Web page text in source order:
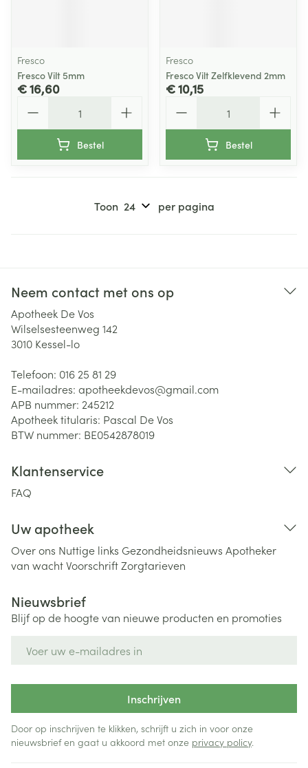
Fresco
Fresco Vilt 5mm
€ 16,60
Bestel
Fresco
Fresco Vilt Zelfklevend 2mm
€ 10,15
Bestel
Toon per pagina
Neem contact met ons op
Apotheek De Vos
Wilselsesteenweg 142
3010 Kessel-lo
Telefoon: 016 25 81 29
E-mailadres: apotheekdevos@gmail.com
APB nummer: 245212
Apotheek titularis: Pascal De Vos
BTW nummer: BE0542878019
Klantenservice
FAQ
Uw apotheek
Over ons Nuttige links Gezondheidsnieuws Apotheker
van wachtVoorschriftZorgtarieven
Nieuwsbrief
Blijf op de hoogte van nieuwe producten en promoties
Inschrijven
Door op inschrijven te klikken, schrijft u zich in voor onze
nieuwsbrief en gaat u akkoord met onze privacy policy.